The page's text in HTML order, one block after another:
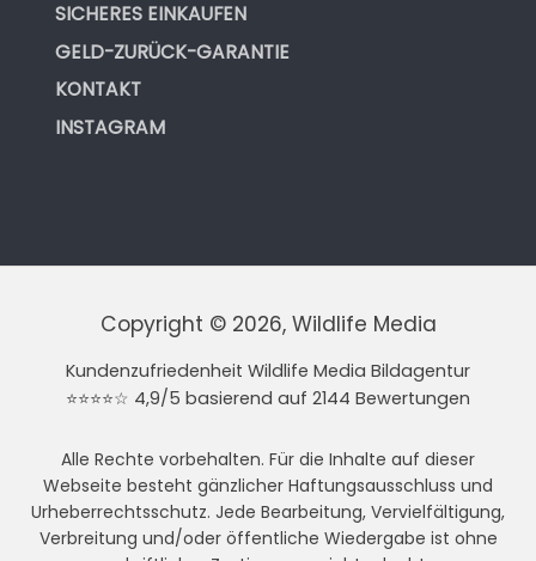
SICHERES EINKAUFEN
GELD-ZURÜCK-GARANTIE
KONTAKT
INSTAGRAM
Copyright © 2026, Wildlife Media
Kundenzufriedenheit Wildlife Media Bildagentur
⭐⭐⭐⭐☆ 4,9/5 basierend auf 2144 Bewertungen
Alle Rechte vorbehalten. Für die Inhalte auf dieser
Webseite besteht gänzlicher Haftungsausschluss und
Urheberrechtsschutz. Jede Bearbeitung, Vervielfältigung,
Verbreitung und/oder öffentliche Wiedergabe ist ohne